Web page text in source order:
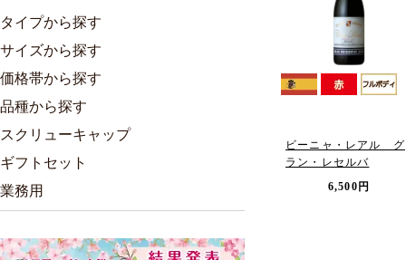
ビーニャ・レアル グ
ラン・レセルバ
6,500円
タイプから探す
サイズから探す
価格帯から探す
品種から探す
スクリューキャップ
ギフトセット
業務用